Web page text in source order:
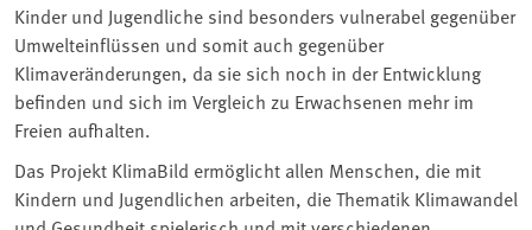
Kinder und Jugendliche sind besonders vulnerabel gegenüber
Umwelteinflüssen und somit auch gegenüber
Klimaveränderungen, da sie sich noch in der Entwicklung
befinden und sich im Vergleich zu Erwachsenen mehr im
Freien aufhalten.
Das Projekt KlimaBild ermöglicht allen Menschen, die mit
Kindern und Jugendlichen arbeiten, die Thematik Klimawandel